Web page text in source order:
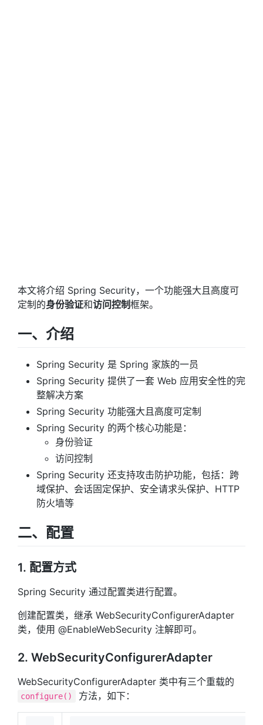
本文将介绍 Spring Security，一个功能强大且高度可
定制的身份验证和访问控制框架。
一、介绍
Spring Security 是 Spring 家族的一员
Spring Security 提供了一套 Web 应用安全性的完
整解决方案
Spring Security 功能强大且高度可定制
Spring Security 的两个核心功能是：
身份验证
访问控制
Spring Security 还支持攻击防护功能，包括：跨
域保护、会话固定保护、安全请求头保护、HTTP
防火墙等
二、配置
1. 配置方式
Spring Security 通过配置类进行配置。
创建配置类，继承 WebSecurityConfigurerAdapter
类，使用 @EnableWebSecurity 注解即可。
2. WebSecurityConfigurerAdapter
WebSecurityConfigurerAdapter 类中有三个重载的
configure() 方法，如下：